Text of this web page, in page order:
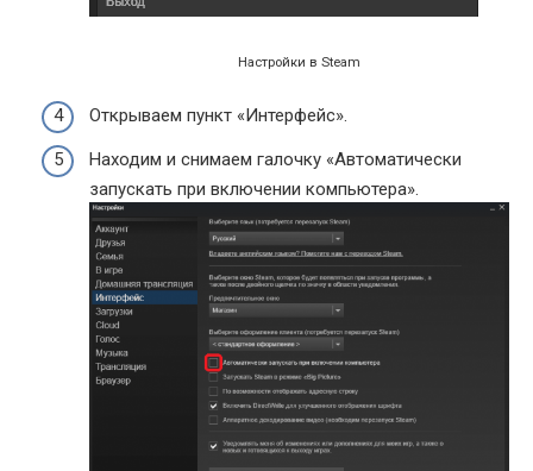
Настройки в Steam
Открываем пункт «Интерфейс».
Находим и снимаем галочку «Автоматически
запускать при включении компьютера».